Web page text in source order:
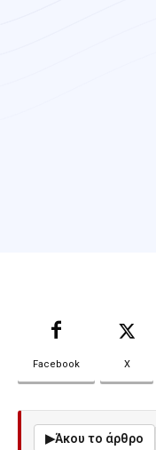
Facebook X
▶Άκου το άρθρο